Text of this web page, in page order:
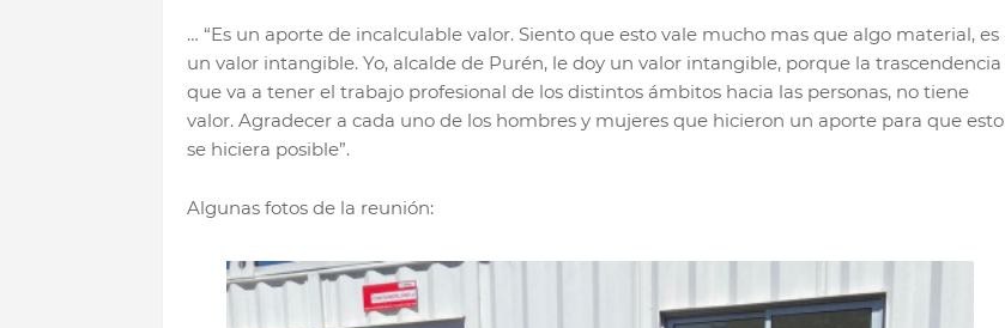
… “Es un aporte de incalculable valor. Siento que esto vale mucho mas que algo material, es
un valor intangible. Yo, alcalde de Purén, le doy un valor intangible, porque la trascendencia
que va a tener el trabajo profesional de los distintos ámbitos hacia las personas, no tiene
valor. Agradecer a cada uno de los hombres y mujeres que hicieron un aporte para que esto
se hiciera posible”.
Algunas fotos de la reunión: